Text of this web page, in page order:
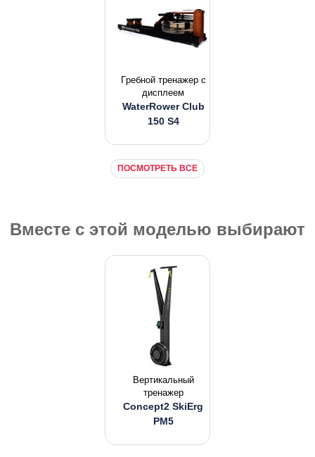
Гpeбнoй тpeнaжep с
дисплеем
WaterRower Club
150 S4
ПОСМОТРЕТЬ ВСЕ
Вместе с этой моделью выбирают
Вертикальный
тренажер
Concept2 SkiErg
PM5